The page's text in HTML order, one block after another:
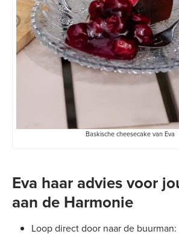
Baskische cheesecake van Eva
Eva haar advies voor
aan de Harmonie
Loop direct door naar de